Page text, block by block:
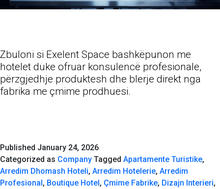
Zbuloni si Exelent Space bashkëpunon me
hotelet duke ofruar konsulencë profesionale,
përzgjedhje produktesh dhe blerje direkt nga
fabrika me çmime prodhuesi.
Published January 24, 2026
Categorized as Company Tagged Apartamente Turistike,
Arredim Dhomash Hoteli, Arredim Hotelerie, Arredim
Profesional, Boutique Hotel, Çmime Fabrike, Dizajn Interieri,